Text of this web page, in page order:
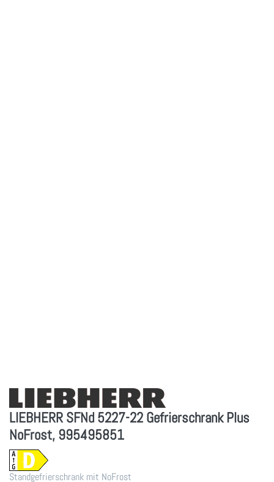
LIEBHERR SFNd 5227-22 Gefrierschrank Plus
NoFrost, 995495851
Standgefrierschrank mit NoFrost